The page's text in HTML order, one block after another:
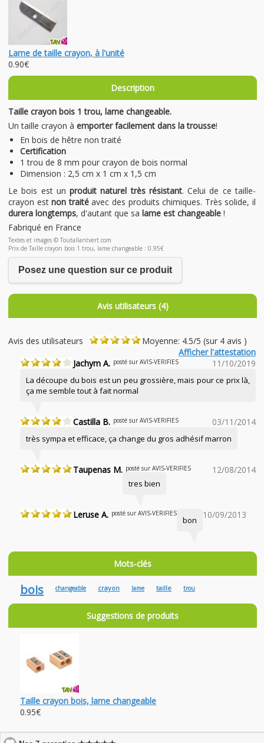
Lame de taille crayon, à l'unité
0.90€
Description
Taille crayon bois 1 trou, lame changeable.
Un taille crayon à emporter facilement dans la trousse!
En bois de hêtre non traité
Certification
1 trou de 8 mm pour crayon de bois normal
Dimension : 2,5 cm x 1 cm x 1,5 cm
Le bois est unproduit naturel très résistant. Celui de ce taille-
crayon estnon traitéavec des produits chimiques. Très solide, il
durera longtemps, d'autant que sa lame est changeable !
Fabriqué en France
Textes et images © Toutallantvert.com
Prix de Taille crayon bois 1 trou, lame changeable : 0.95€
Posez une question sur ce produit
Avis utilisateurs (4)
Avis des utilisateurs
Moyenne: 4.5/5 (sur 4 avis )
Afficher l'attestation
Jachym A. posté sur AVIS-VERIFIES 11/10/2019
La découpe du bois est un peu grossière, mais pour ce prix là,
ça me semble tout à fait normal
Castilla B. posté sur AVIS-VERIFIES 03/11/2014
très sympa et efficace, ça change du gros adhésif marron
Taupenas M. posté sur AVIS-VERIFIES 12/08/2014
tres bien
Leruse A. posté sur AVIS-VERIFIES 10/09/2013
bon
Mots-clés
bois changeable crayon lame taille trou
Suggestions de produits
Taille crayon bois, lame changeable
0.95€